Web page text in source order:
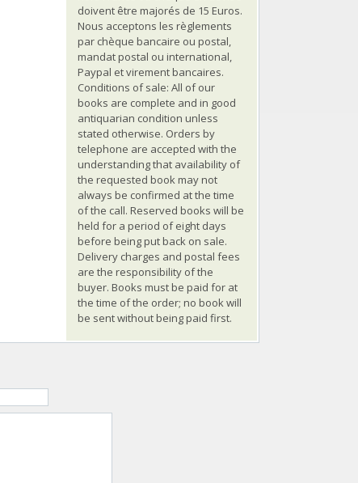
doivent être majorés de 15 Euros.
Nous acceptons les règlements
par chèque bancaire ou postal,
mandat postal ou international,
Paypal et virement bancaires.
Conditions of sale: All of our
books are complete and in good
antiquarian condition unless
stated otherwise. Orders by
telephone are accepted with the
understanding that availability of
the requested book may not
always be confirmed at the time
of the call. Reserved books will be
held for a period of eight days
before being put back on sale.
Delivery charges and postal fees
are the responsibility of the
buyer. Books must be paid for at
the time of the order; no book will
be sent without being paid first.